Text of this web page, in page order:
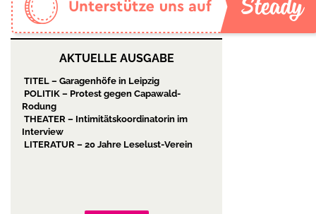
AKTUELLE AUSGABE
TITEL – Garagenhöfe in Leipzig
POLITIK – Protest gegen Capawald-
Rodung
THEATER – Intimitätskoordinatorin im
Interview
LITERATUR – 20 Jahre Leselust-Verein